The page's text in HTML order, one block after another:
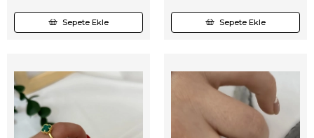
Sepete Ekle Sepete Ekle